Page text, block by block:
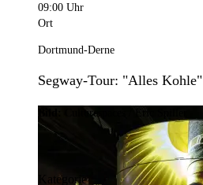
09:00 Uhr
Ort
Dortmund-Derne
Segway-Tour: "Alles Kohle"
Culturespaces / Eric Spiller
Kategorie